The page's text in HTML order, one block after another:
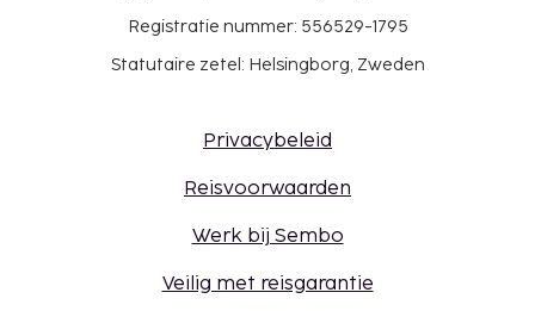
Registratie nummer: 556529-1795
Statutaire zetel: Helsingborg, Zweden
Privacybeleid
Reisvoorwaarden
Werk bij Sembo
Veilig met reisgarantie